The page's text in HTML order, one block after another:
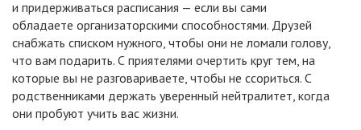
и придерживаться расписания — если вы сами
обладаете организаторскими способностями. Друзей
снабжать списком нужного, чтобы они не ломали голову,
что вам подарить. С приятелями очертить круг тем, на
которые вы не разговариваете, чтобы не ссориться. С
родственниками держать уверенный нейтралитет, когда
они пробуют учить вас жизни.